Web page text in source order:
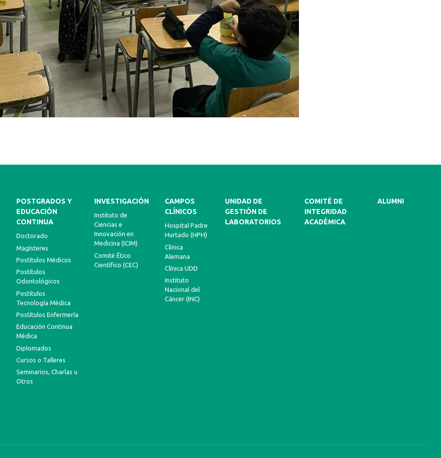
POSTGRADOS Y
EDUCACIÓN
CONTINUA
Doctorado
Magísteres
Postítulos Médicos
Postítulos
Odontológicos
Postítulos
Tecnología Médica
Postítulos Enfermería
Educación Continua
Médica
Diplomados
Cursos o Talleres
Seminarios, Charlas u
Otros
INVESTIGACIÓN
Instituto de
Ciencias e
Innovación en
Medicina (ICIM)
Comité Ético
Científico (CEC)
CAMPOS
CLÍNICOS
Hospital Padre
Hurtado (HPH)
Clínica
Alemana
Clínica UDD
Instituto
Nacional del
Cáncer (INC)
UNIDAD DE
GESTIÓN DE
LABORATORIOS
COMITÉ DE
INTEGRIDAD
ACADÉMICA
ALUMNI